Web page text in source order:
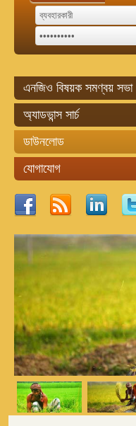
এনজিও বিষয়ক সমণ্বয় সভা
অ্যাডভান্স সার্চ
ডাউনলোড
যোগাযোগ